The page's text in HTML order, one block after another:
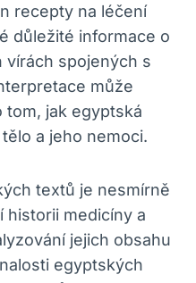
recepty na léčení
důležité informace o
spojených s
může
jak egyptská
a jeho nemoci.
textů je nesmírně
historii medicíny a
jejich obsahu
egyptských